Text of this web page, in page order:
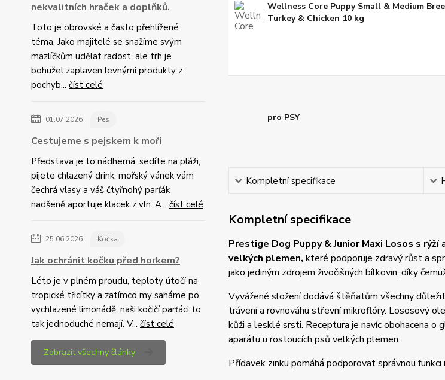
nekvalitních hraček a doplňků.
Toto je obrovské a často přehlížené
téma. Jako majitelé se snažíme svým
mazlíčkům udělat radost, ale trh je
bohužel zaplaven levnými produkty z
pochyb... číst celé
01.07.2026 Pes
Cestujeme s pejskem k moři
Představa je to nádherná: sedíte na pláži,
pijete chlazený drink, mořský vánek vám
čechrá vlasy a váš čtyřnohý parťák
nadšeně aportuje klacek z vln. A... číst celé
25.06.2026 Kočka
Jak ochránit kočku před horkem?
Léto je v plném proudu, teploty útočí na
tropické třicítky a zatímco my saháme po
vychlazené limonádě, naši kočičí parťáci to
tak jednoduché nemají. V... číst celé
Zobrazit všechny články
Wellness Core Puppy Small & Medium
Turkey & Chicken 10 kg
pro PSY
Kompletní specifikace
Kompletní specifikace
Prestige Dog Puppy & Junior Maxi Losos s
velkých plemen, které podporuje zdravý růst a
jako jediným zdrojem živočišných bílkovin, díky
Vyvážené složení dodává štěňatům všechny
trávení a rovnováhu střevní mikroflóry. Lososový
kůži a lesklé srsti. Receptura je navíc obohacena o
aparátu u rostoucích psů velkých plemen.
Přídavek zinku pomáhá podporovat správnou